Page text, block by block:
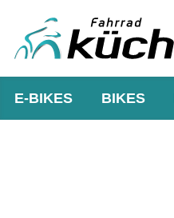
E-BIKES BIKES